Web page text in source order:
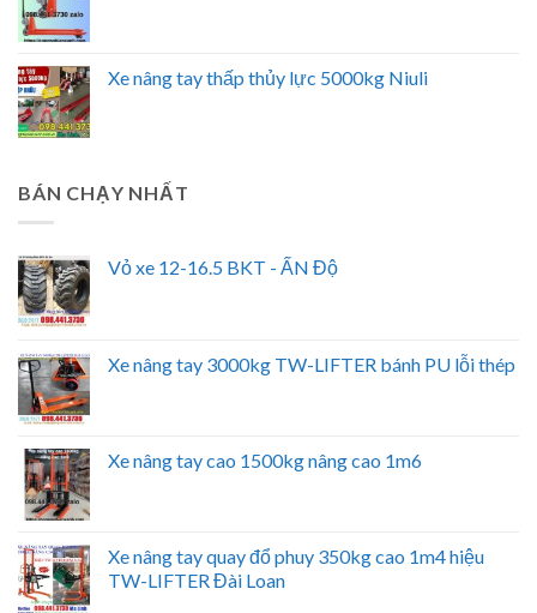
Xe nâng tay thấp thủy lực 5000kg Niuli
BÁN CHẠY NHẤT
Vỏ xe 12-16.5 BKT - ẤN Độ
Xe nâng tay 3000kg TW-LIFTER bánh PU lỗi thép
Xe nâng tay cao 1500kg nâng cao 1m6
Xe nâng tay quay đổ phuy 350kg cao 1m4 hiệu
TW-LIFTER Đài Loan